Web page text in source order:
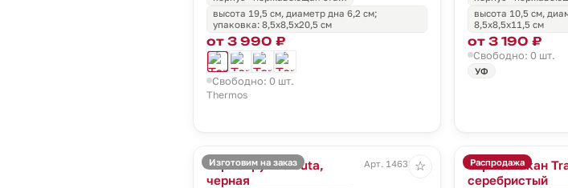
высота 19,5 см, диаметр дна 6,2 см;
упаковка: 8,5х8,5х20,5 см
от 3 990 ₽
Свободно: 0 шт.
Thermos
высота 10,5 см,
8,5х8,5х11,5 см
от 3 190 ₽
Свободно: 0 шт.
УФ
Изготовим на заказ
Термокружка Juta,
черная
Арт. 14638.30
☆ Распродажа
Термостакан
серебристый